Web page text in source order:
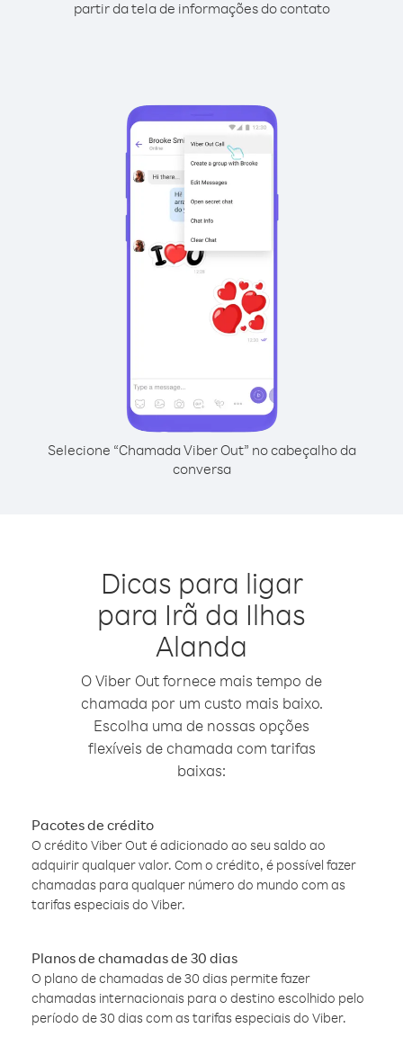
partir da tela de informações do contato
Selecione “Chamada Viber Out” no cabeçalho da
conversa
Dicas para ligar
para Irã da Ilhas
Alanda
O Viber Out fornece mais tempo de
chamada por um custo mais baixo.
Escolha uma de nossas opções
flexíveis de chamada com tarifas
baixas:
Pacotes de crédito
O crédito Viber Out é adicionado ao seu saldo ao
adquirir qualquer valor. Com o crédito, é possível fazer
chamadas para qualquer número do mundo com as
tarifas especiais do Viber.
Planos de chamadas de 30 dias
O plano de chamadas de 30 dias permite fazer
chamadas internacionais para o destino escolhido pelo
período de 30 dias com as tarifas especiais do Viber.